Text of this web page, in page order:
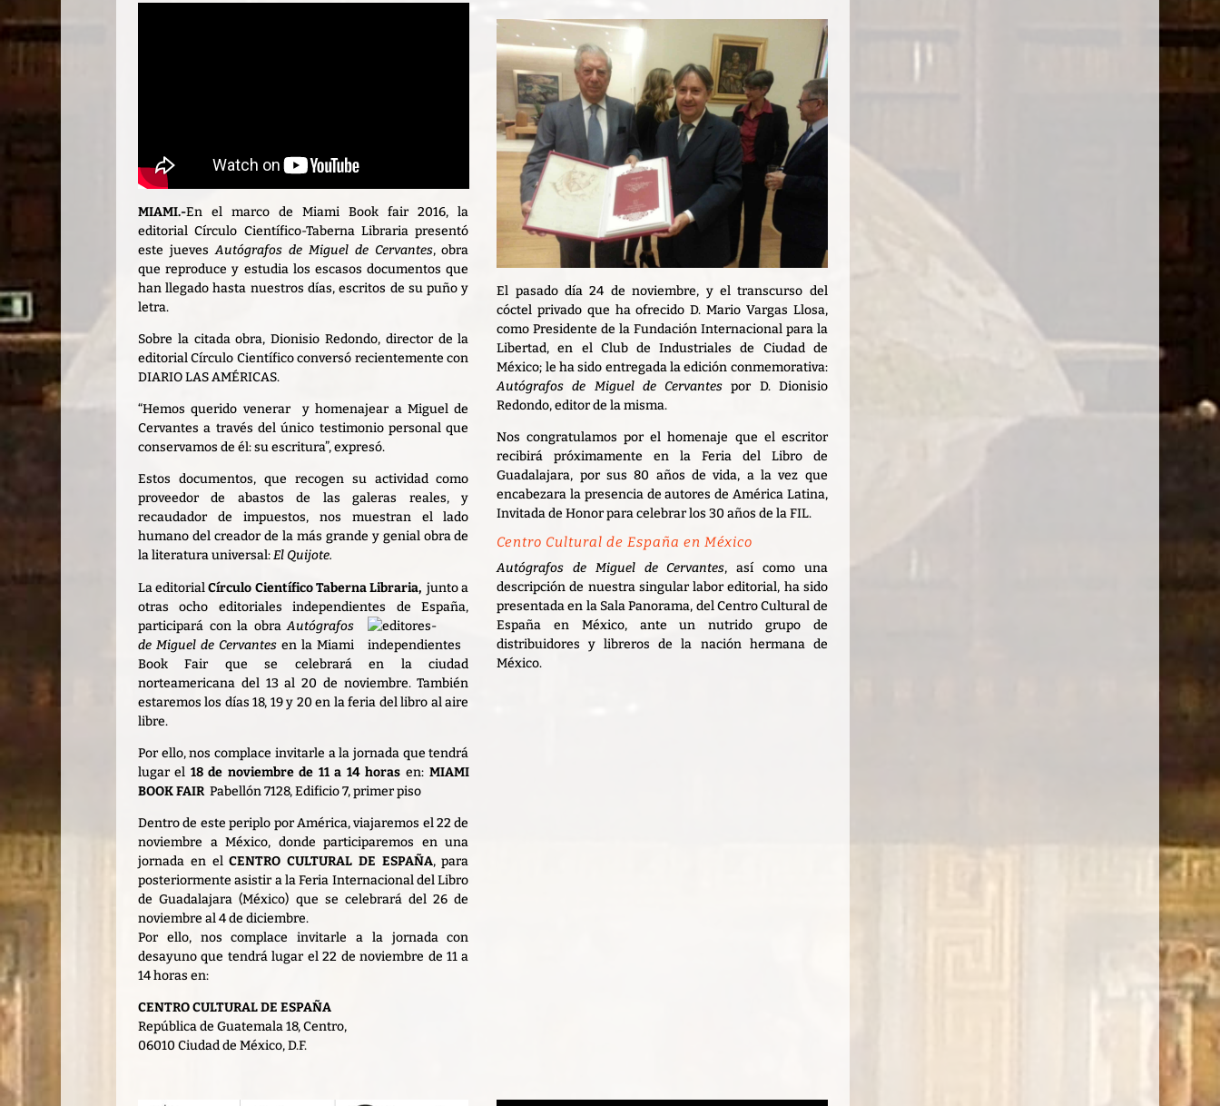
MIAMI.-En el marco de Miami Book fair 2016, la
editorial Círculo Científico-Taberna Libraria presentó
este juevesAutógrafos de Miguel de Cervantes, obra
que reproduce y estudia los escasos documentos que
han llegado hasta nuestros días, escritos de su puño y
letra.
Sobre la citada obra, Dionisio Redondo, director de la
editorial Círculo Científico conversó recientemente con
DIARIO LAS AMÉRICAS.
“Hemos querido venerar y homenajear a Miguel de
Cervantes a través del único testimonio personal que
conservamos de él: su escritura”, expresó.
Estos documentos, que recogen su actividad como
proveedor de abastos de las galeras reales, y
recaudador de impuestos, nos muestran el lado
humano del creador de la más grande y genial obra de
la literatura universal:El Quijote.
La editorialCírculo Científico Taberna Libraria,junto a
otras ocho editoriales independientes deEspaña,
participará con la obraAutógrafos
de Miguel de Cervantes en la Miami
Book Fair que se celebrará en la ciudad
norteamericana del 13 al 20 de noviembre. También
estaremos los días 18, 19 y 20 en la feria del libro al aire
libre.
Por ello, nos complace invitarle a la jornada que tendrá
lugar el 18 de noviembre de 11 a 14 horas en: MIAMI
BOOK FAIR Pabellón 7128, Edificio 7, primer piso
Dentro de este periplo por América, viajaremos el 22 de
noviembre a México, donde participaremos en una
jornada en elCENTRO CULTURAL DE ESPAÑA, para
posteriormente asistir a la Feria Internacional del Libro
de Guadalajara (México) que se celebrará del 26 de
noviembre al 4 de diciembre.
Por ello, nos complace invitarle a la jornada con
desayuno que tendrá lugar el 22 de noviembre de 11 a
14 horas en:
CENTRO CULTURAL DE ESPAÑA
República de Guatemala 18, Centro,
06010 Ciudad de México, D.F.
El pasado día 24 de noviembre, y el transcurso del
cóctel privado que ha ofrecido D. Mario Vargas Llosa,
como Presidente de la Fundación Internacional para la
Libertad, en el Club de Industriales de Ciudad de
México; le ha sido entregada la edición conmemorativa:
Autógrafos de Miguel de Cervantes por D. Dionisio
Redondo, editor de la misma.
Nos congratulamos por el homenaje que el escritor
recibirá próximamente en la Feria del Libro de
Guadalajara, por sus 80 años de vida, a la vez que
encabezara la presencia de autores de América Latina,
Invitada de Honor para celebrar los 30 años de la FIL.
Centro Cultural de España en México
Autógrafos de Miguel de Cervantes, así como una
descripción de nuestra singular labor editorial, ha sido
presentada en la Sala Panorama, del Centro Cultural de
España en México, ante un nutrido grupo de
distribuidores y libreros de la nación hermana de
México.